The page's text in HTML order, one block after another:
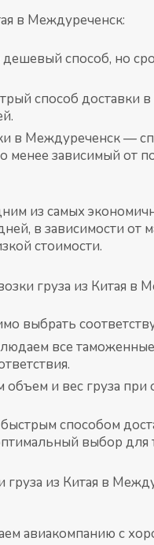
в Междуреченск:
способ, но
способ доставки
в Междуреченск —
менее зависимый от
из самых
в зависимости
стоимости.
груза из Китая
выбрать
все
объем и вес груза
способом
выбор
груза из Китая в
авиакомпанию с